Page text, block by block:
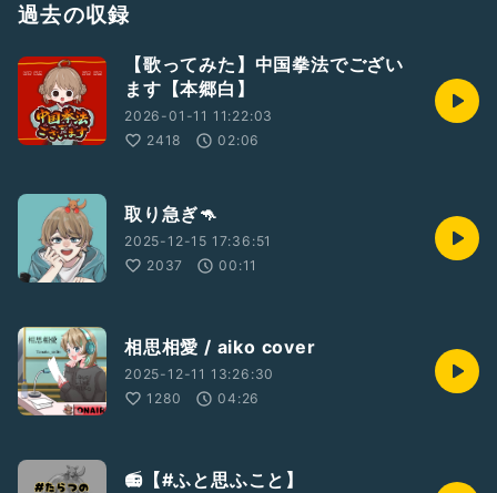
過去の収録
【歌ってみた】中国拳法でござい
ます【本郷白】
2026-01-11 11:22:03
2418
02:06
取り急ぎ🦘
2025-12-15 17:36:51
2037
00:11
相思相愛 / aiko cover
2025-12-11 13:26:30
1280
04:26
📻【#ふと思ふこと】